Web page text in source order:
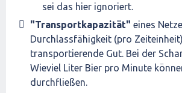
sei das hier ignoriert.
"Transportkapazität" eines
Durchlassfähigkeit (pro
transportierende Gut. Bei der
Wieviel Liter Bier pro Minute
durchfließen.